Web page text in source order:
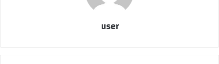
user